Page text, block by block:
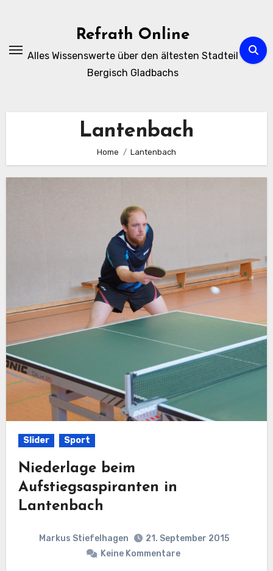
Refrath Online
Alles Wissenswerte über den ältesten Stadteil
Bergisch Gladbachs
Lantenbach
Home Lantenbach
Slider Sport
Niederlage beim
Aufstiegsaspiranten in
Lantenbach
Markus Stiefelhagen
21. September 2015
Keine Kommentare